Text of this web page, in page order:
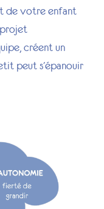
de votre enfant
créent un
peut s’épanouir